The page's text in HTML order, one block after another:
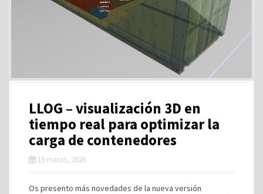
LLOG – visualización 3D en
tiempo real para optimizar la
carga de contenedores
19 marzo, 2026
Os presento más novedades de la nueva versión